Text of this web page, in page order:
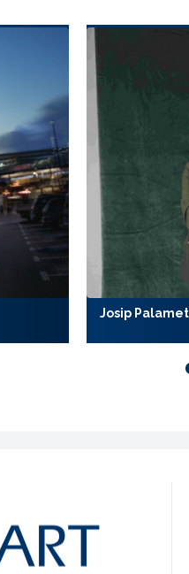
Josip